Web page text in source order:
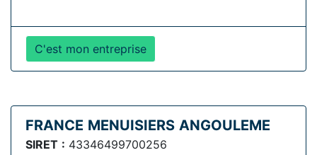
C'est mon entreprise
FRANCE MENUISIERS ANGOULEME
SIRET : 43346499700256